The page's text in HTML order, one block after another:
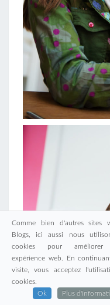
Comme bien d'autres sites
Blogs, ici aussi nous
cookies pour améliorer
expérience web. En
visite, vous acceptez
cookies.
Ok
Plus